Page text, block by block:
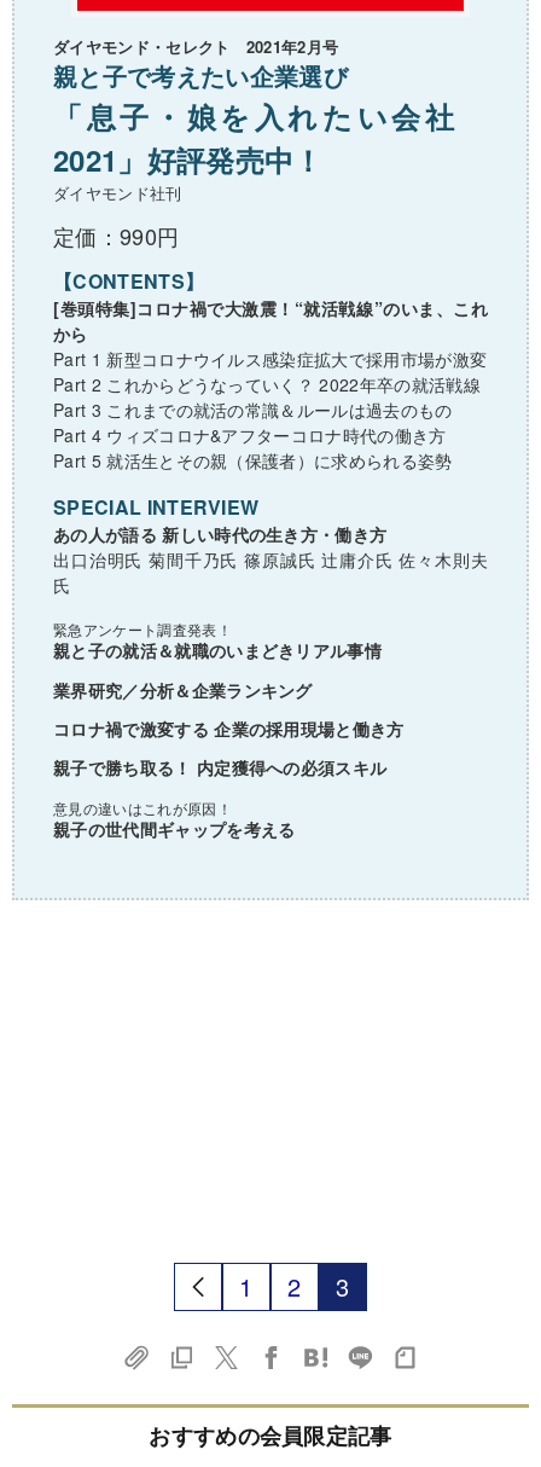
ダイヤモンド・セレクト 2021年2月号
親と子で考えたい企業選び
「息子・娘を入れたい会社
2021」好評発売中！
ダイヤモンド社刊
定価：990円
【CONTENTS】
[巻頭特集]コロナ禍で大激震！“就活戦線”のいま、これ
から
Part 1 新型コロナウイルス感染症拡大で採用市場が激変
Part 2 これからどうなっていく？ 2022年卒の就活戦線
Part 3 これまでの就活の常識＆ルールは過去のもの
Part 4 ウィズコロナ&アフターコロナ時代の働き方
Part 5 就活生とその親（保護者）に求められる姿勢
SPECIAL INTERVIEW
あの人が語る 新しい時代の生き方・働き方
出口治明氏 菊間千乃氏 篠原誠氏 辻庸介氏 佐々木則夫
氏
緊急アンケート調査発表！
親と子の就活＆就職のいまどきリアル事情
業界研究／分析＆企業ランキング
コロナ禍で激変する 企業の採用現場と働き方
親子で勝ち取る！ 内定獲得への必須スキル
意見の違いはこれが原因！
親子の世代間ギャップを考える
1 2 3
おすすめの会員限定記事